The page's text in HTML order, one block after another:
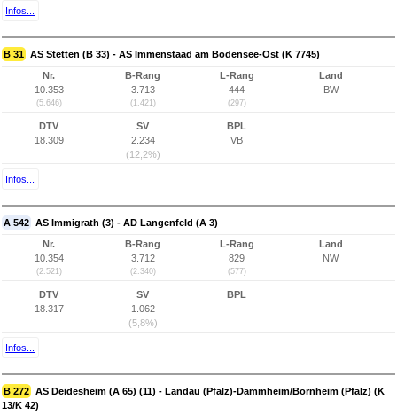
Infos...
B 31 AS Stetten (B 33) - AS Immenstaad am Bodensee-Ost (K 7745)
Nr.
10.353
(5.646)
B-Rang
3.713
(1.421)
L-Rang
444
(297)
Land
BW
DTV
18.309
SV
2.234
(12,2%)
BPL
VB
Infos...
A 542 AS Immigrath (3) - AD Langenfeld (A 3)
Nr.
10.354
(2.521)
B-Rang
3.712
(2.340)
L-Rang
829
(577)
Land
NW
DTV
18.317
SV
1.062
(5,8%)
BPL
Infos...
B 272 AS Deidesheim (A 65) (11) - Landau (Pfalz)-Dammheim/Bornheim (Pfalz) (K
13/K 42)